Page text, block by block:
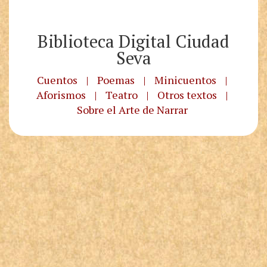
Biblioteca Digital Ciudad
Seva
Cuentos | Poemas | Minicuentos
|
Aforismos
| Teatro | Otros textos
|
Sobre el Arte de Narrar